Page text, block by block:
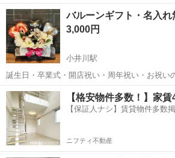
さと華やかさを兼ね備えたデザインに仕上げま
式・開店祝い・記念日・母の日などお祝いのプ
ーンをぜひ✨ 高さ 約45cm〜50...
山梨 南アルプス市 小井川駅 家庭用
バルーンギフト・名入れ
3,000円
小井川駅
誕生日・卒業式・開店祝い・周年祝い・お祝い
ック・シルバー・レッドのバルーンを組み合わ
を兼ね備えたデザインに仕上げました。 落ち着
アレンジを合わせることで、高級感の...
山梨 南アルプス市 小井川駅 家庭
【格安物件多数！】家
【保証人ナシ】賃貸物件多数掲
ニフティ不動産